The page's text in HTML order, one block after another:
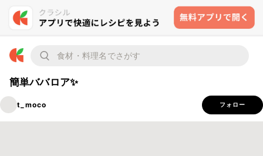
簡単ババロア✨
t_moco フォロー